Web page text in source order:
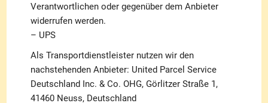
Verantwortlichen oder gegenüber dem Anbieter
widerrufen werden.
– UPS
Als Transportdienstleister nutzen wir den
nachstehenden Anbieter: United Parcel Service
Deutschland Inc. & Co. OHG, Görlitzer Straße 1,
41460 Neuss, Deutschland